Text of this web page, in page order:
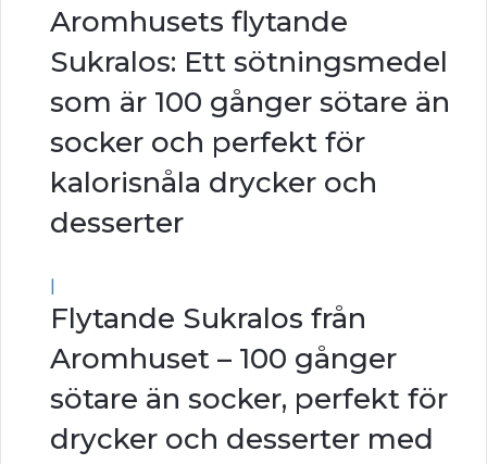
Aromhusets flytande
Sukralos: Ett sötningsmedel
som är 100 gånger sötare än
socker och perfekt för
kalorisnåla drycker och
desserter
|
Flytande Sukralos från
Aromhuset – 100 gånger
sötare än socker, perfekt för
drycker och desserter med